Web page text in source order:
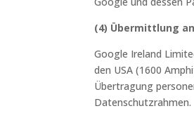
(4) Übermittlung
Google Ireland
den USA (1600
Übertragung
Datenschutzrahmen.